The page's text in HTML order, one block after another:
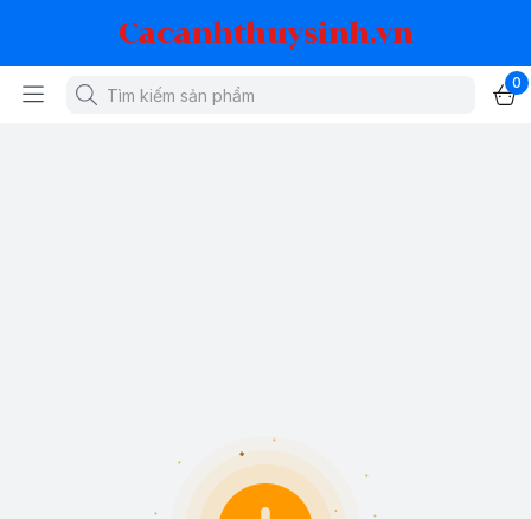
Cacanhthuysinh.vn
0